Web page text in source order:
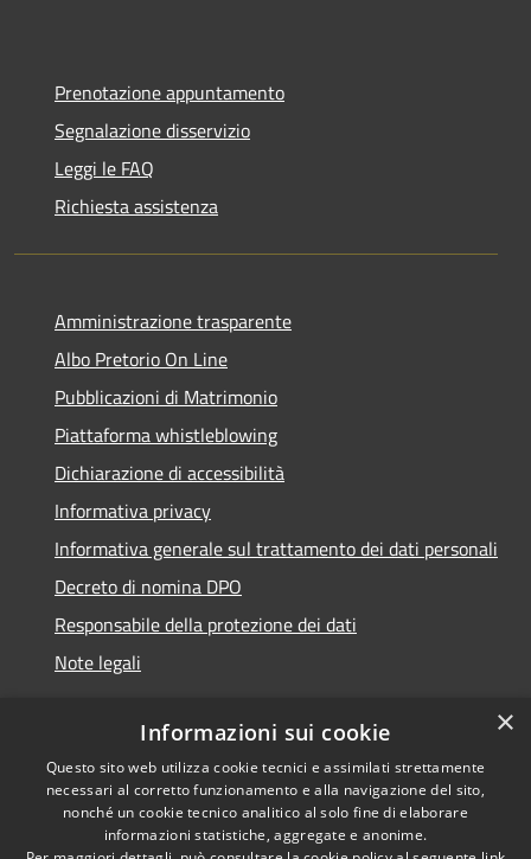
Prenotazione appuntamento
Segnalazione disservizio
Leggi le FAQ
Richiesta assistenza
Amministrazione trasparente
Albo Pretorio On Line
Pubblicazioni di Matrimonio
Piattaforma whistleblowing
Dichiarazione di accessibilità
Informativa privacy
Informativa generale sul trattamento dei dati personali
Decreto di nomina DPO
Responsabile della protezione dei dati
Note legali
RSS
Accessibilità
© 2021 - 2026 Comune di
Chiavari -Area Riservata
×
Informazioni sui cookie
Questo sito web utilizza cookie tecnici e assimilati strettamente
necessari al corretto funzionamento e alla navigazione del sito,
nonché un cookie tecnico analitico al solo fine di elaborare
informazioni statistiche, aggregate e anonime.